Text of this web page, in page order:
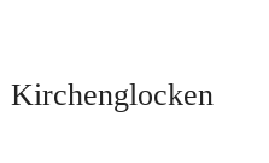
Kirchenglocken